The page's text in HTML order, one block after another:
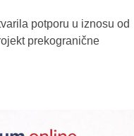
potporu u iznosu od
prekogranične